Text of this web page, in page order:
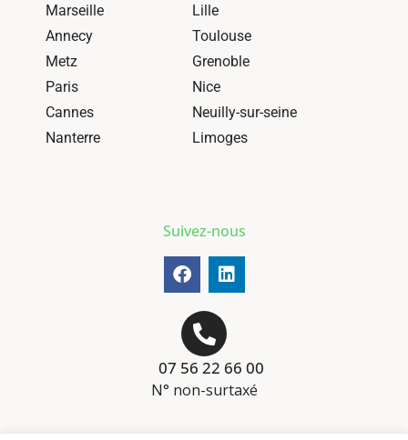
Marseille
Lille
Annecy
Toulouse
Metz
Grenoble
Paris
Nice
Cannes
Neuilly-sur-seine
Nanterre
Limoges
Suivez-nous
07 56 22 66 00
N° non-surtaxé